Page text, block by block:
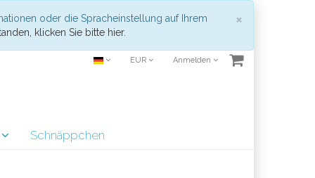
×
oder die Spracheinstellung auf Ihrem
klicken Sie bitte hier.
EUR Anmelden
Schnäppchen